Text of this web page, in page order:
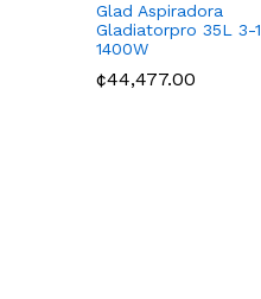
Glad Aspiradora
Gladiatorpro 35L 3-1
1400W
¢44,477.00